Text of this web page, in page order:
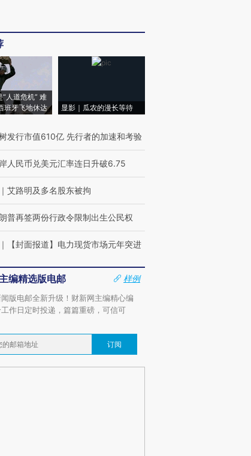
“人道危机” 难
班牙飞地休达
显影｜瓜农的漫长等待
发行市值610亿 先行者的加速和考验
人民币兑美元汇率连日升破6.75
｜ 艾路明及多名股东被拘
普再签两份行政令限制出生公民权
｜ 【封面报道】电力现货市场元年突进
编精选版电邮
样例
版电邮全新升级！财新网主编精心编
作日定时投递，篇篇重磅，可信可
订阅